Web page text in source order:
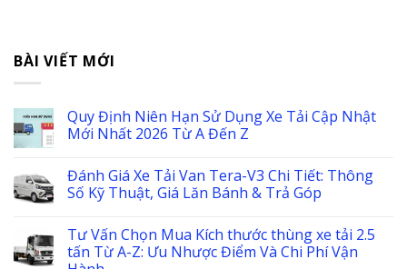
BÀI VIẾT MỚI
Quy Định Niên Hạn Sử Dụng Xe Tải Cập Nhật
Mới Nhất 2026 Từ A Đến Z
Đánh Giá Xe Tải Van Tera-V3 Chi Tiết: Thông
Số Kỹ Thuật, Giá Lăn Bánh & Trả Góp
Tư Vấn Chọn Mua Kích thước thùng xe tải 2.5
tấn Từ A-Z: Ưu Nhược Điểm Và Chi Phí Vận